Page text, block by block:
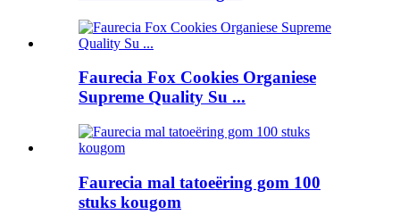
Faurecia Fox Cookies Organiese
Supreme Quality Su ...
Faurecia mal tatoeëring gom 100
stuks kougom